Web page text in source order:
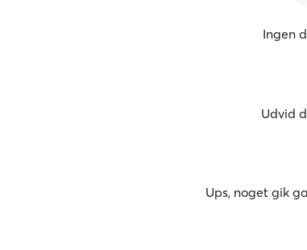
Ingen
Udvid
Ups, noget gik